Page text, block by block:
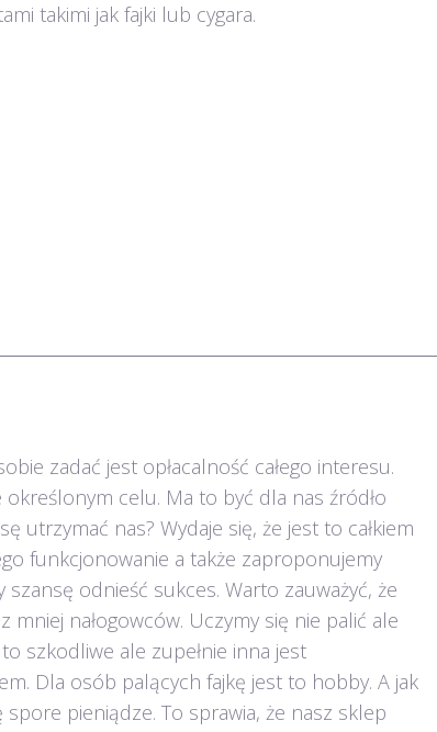
takimi jak fajki lub cygara.
zadać jest opłacalność całego interesu.
określonym celu. Ma to być dla nas źródło
utrzymać nas? Wydaje się, że jest to całkiem
funkcjonowanie a także zaproponujemy
odnieść sukces. Warto zauważyć, że
nałogowców. Uczymy się nie palić ale
szkodliwe ale zupełnie inna jest
Dla osób palących fajkę jest to hobby. A jak
pieniądze. To sprawia, że nasz sklep